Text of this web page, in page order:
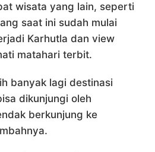
wisata yang lain, seperti
saat ini sudah mulai
Karhutla dan view
matahari terbit.
banyak lagi destinasi
dikunjungi oleh
berkunjung ke